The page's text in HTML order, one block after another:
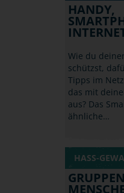
HANDY,
Wie du
schützst,
Tipps im
das mit
aus? Das
ähnliche…
HASS-